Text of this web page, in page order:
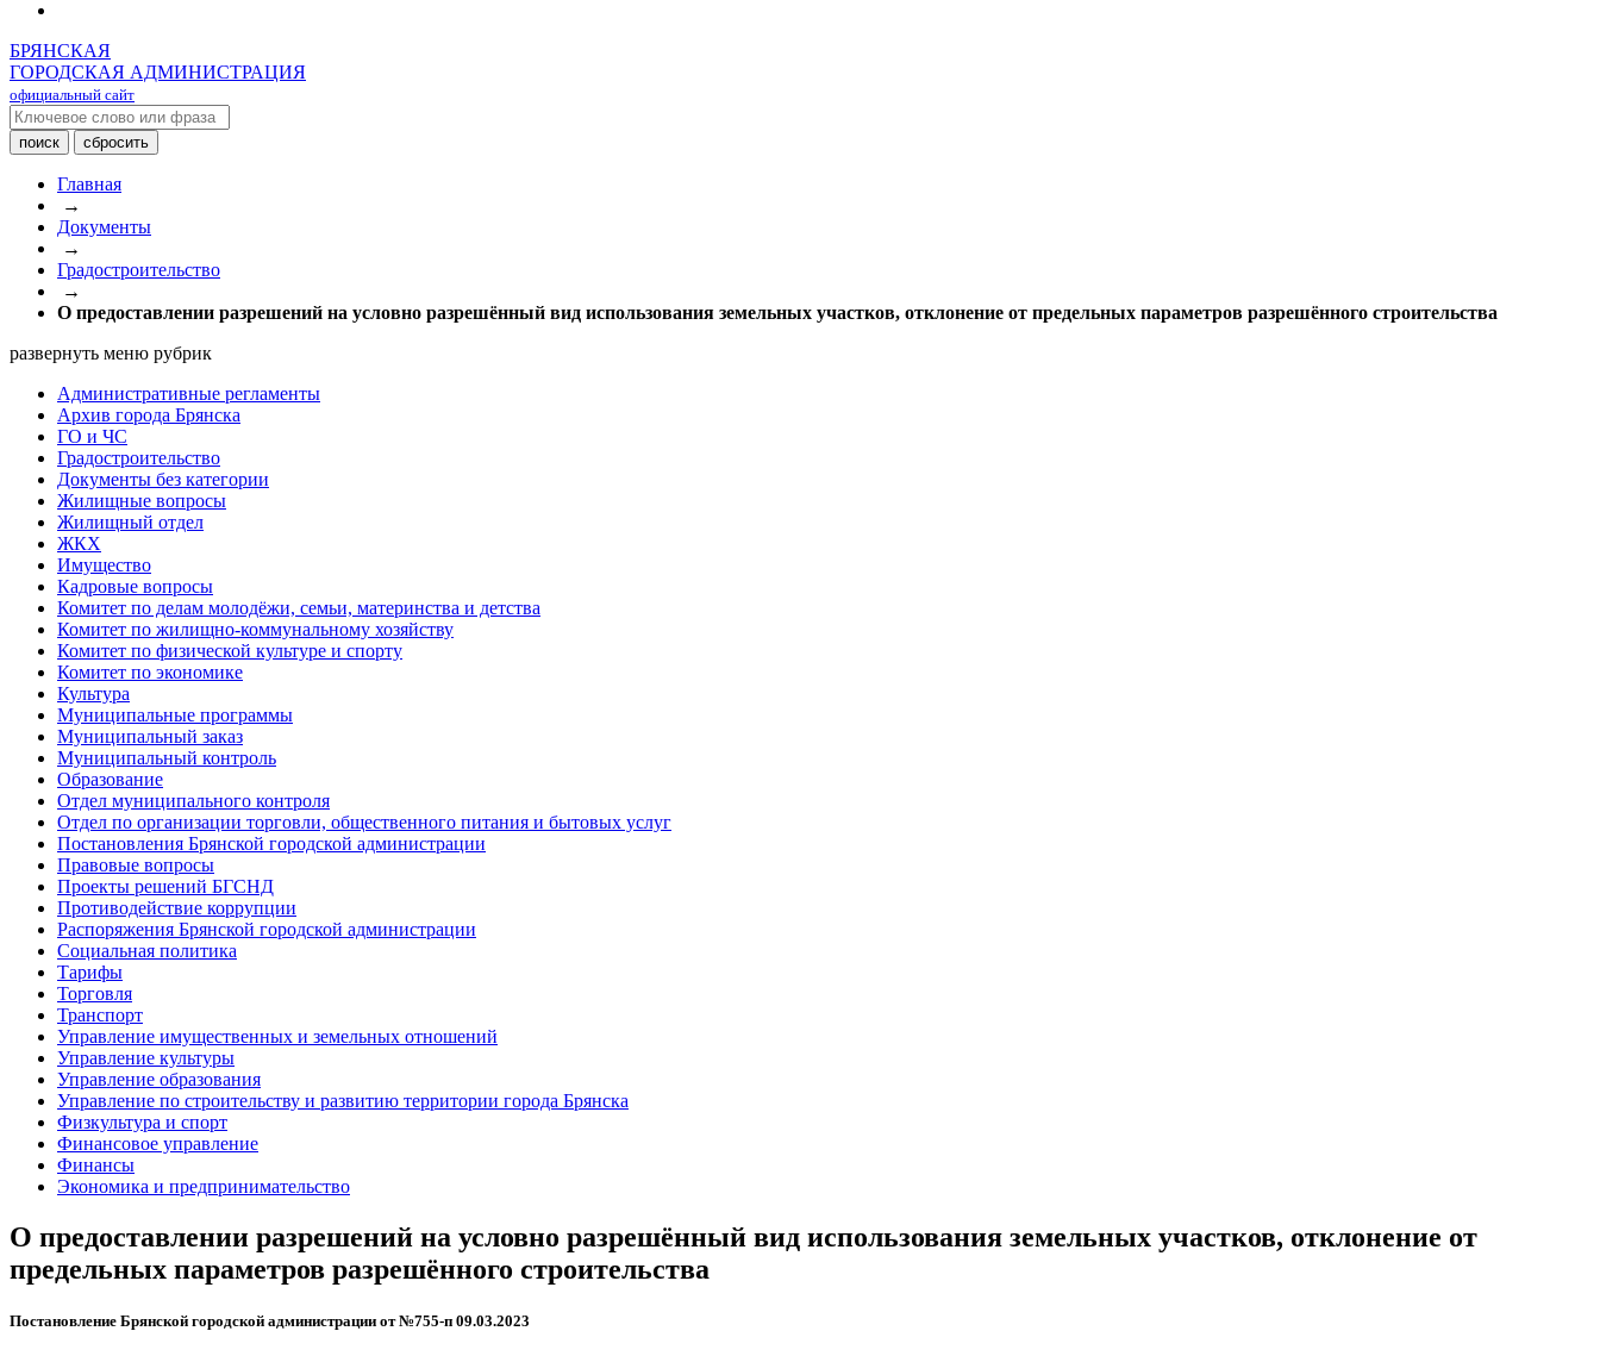
БРЯНСКАЯ
ГОРОДСКАЯ АДМИНИСТРАЦИЯ
официальный сайт
Главная
→
Документы
→
Градостроительство
→
О предоставлении разрешений на условно разрешённый вид использования земельных участков, отклонение от предельных параметров разрешённого строительства
развернуть меню рубрик
Административные регламенты
Архив города Брянска
ГО и ЧС
Градостроительство
Документы без категории
Жилищные вопросы
Жилищный отдел
ЖКХ
Имущество
Кадровые вопросы
Комитет по делам молодёжи, семьи, материнства и детства
Комитет по жилищно-коммунальному хозяйству
Комитет по физической культуре и спорту
Комитет по экономике
Культура
Муниципальные программы
Муниципальный заказ
Муниципальный контроль
Образование
Отдел муниципального контроля
Отдел по организации торговли, общественного питания и бытовых услуг
Постановления Брянской городской администрации
Правовые вопросы
Проекты решений БГСНД
Противодействие коррупции
Распоряжения Брянской городской администрации
Социальная политика
Тарифы
Торговля
Транспорт
Управление имущественных и земельных отношений
Управление культуры
Управление образования
Управление по строительству и развитию территории города Брянска
Физкультура и спорт
Финансовое управление
Финансы
Экономика и предпринимательство
О предоставлении разрешений на условно разрешённый вид использования земельных участков, отклонение от
предельных параметров разрешённого строительства
Постановление Брянской городской администрации от №755-п 09.03.2023